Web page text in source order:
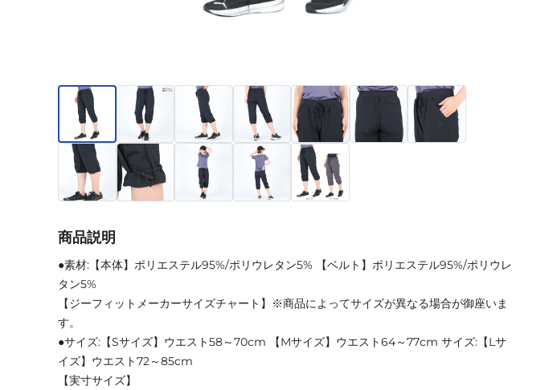
商品説明
●素材:【本体】ポリエステル95%/ポリウレタン5% 【ベルト】ポリエステル95%/ポリウレ
タン5%
【ジーフィットメーカーサイズチャート】※商品によってサイズが異なる場合が御座いま
す。
●サイズ:【Sサイズ】ウエスト58～70cm 【Mサイズ】ウエスト64～77cm サイズ:【Lサ
イズ】ウエスト72～85cm
【実寸サイズ】